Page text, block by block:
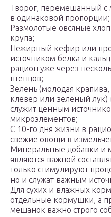
Творог, перемешанный с
в одинаковой пропорции;
Размолотые овсяные
крупа;
Нежирный кефир или
источником белка и
рацион уже через
птенцов;
Зелень (молодая
клевер или зеленый
служит ценным
микроэлементов;
С 10-го дня жизни в
свежие овощи в
Минеральные добавки и
являются важной
только стимулируют
но и служат важным
Для сухих и влажных
отдельные кормушки, а
мешанок важно строго